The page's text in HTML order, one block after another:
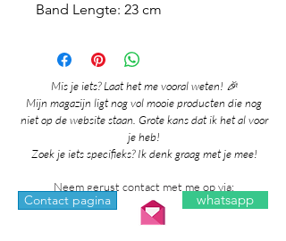
Band Lengte: 23 cm
Mis je iets? Laat het me vooral weten! 🎉
Mijn magazijn ligt nog vol mooie producten die nog
niet op de website staan. Grote kans dat ik het al voor
je heb!
Zoek je iets specifieks? Ik denk graag met je mee!
Neem gerust contact met me op via:
Contact pagina whatsapp